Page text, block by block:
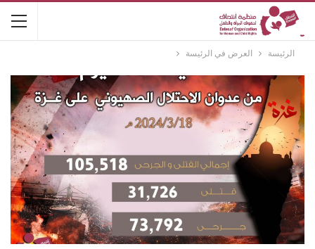
الرئيسة العرض في الرئيسة